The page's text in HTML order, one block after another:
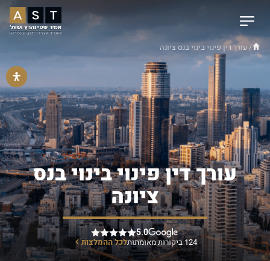
/ עורך דין פינוי בינוי בנס ציונה
עורך דין פינוי בינוי בנס
ציונה
5.0
124 ביקורות מאומתות לכל ההמלצות